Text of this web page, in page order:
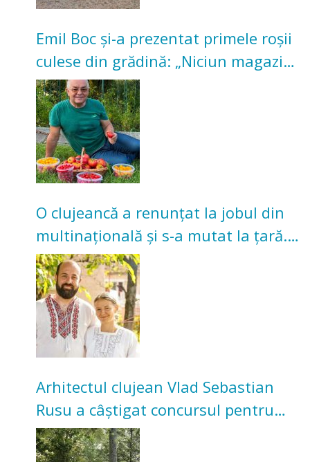
Emil Boc și-a prezentat primele roșii
culese din grădină: „Niciun magazin
nu poate oferi această satisfacție”
O clujeancă a renunțat la jobul din
multinațională și s-a mutat la țară.
Acum cultivă legume în grădina
bunicilor
Arhitectul clujean Vlad Sebastian
Rusu a câștigat concursul pentru
transformarea Grădinii Casei
Universitarilor